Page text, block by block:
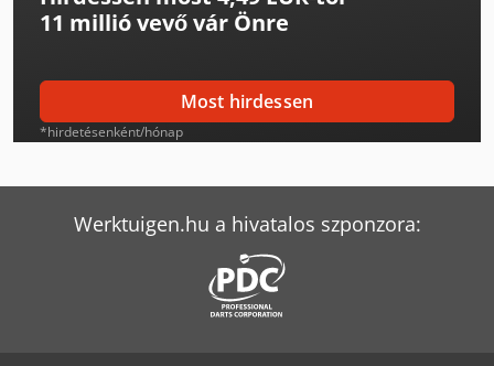
Ep Epl154
Felder G 480
Flott Bsm 75
Graule Zs 85 N
11 millió vevővár Önre
Most hirdessen
*hirdetésenként/hónap
Werktuigen.hu a hivatalos szponzora: